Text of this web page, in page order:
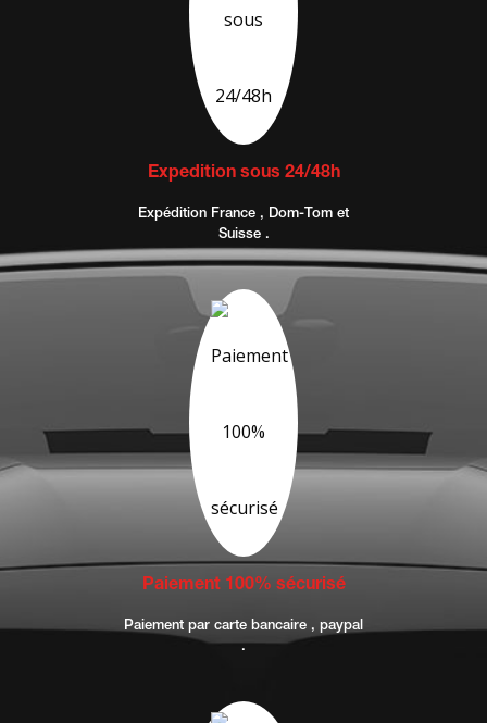
Expedition sous 24/48h
Expédition France , Dom-Tom et
Suisse .
Paiement 100% sécurisé
Paiement par carte bancaire , paypal
.